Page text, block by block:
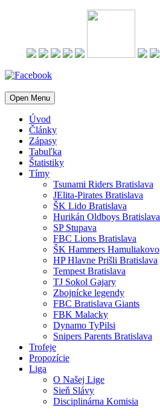
Open Menu
Úvod
Články
Zápasy
Tabuľka
Štatistiky
Tímy
Tsunami Riders Bratislava
JElita-Pirates Bratislava
ŠK Lido Bratislava
Hurikán Oldboys Bratislava
SP Stupava
FBC Lions Bratislava
ŠK Hammers Hamuliakovo
HP Hlavne Prišli Bratislava
Tempest Bratislava
TJ Sokol Gajary
Zbojnícke legendy
FBC Bratislava Giants
FBK Malacky
Dynamo TyPilsi
Snipers Parents Bratislava
Trofeje
Propozície
Liga
O Našej Lige
Sieň Slávy
Disciplinárna Komisia